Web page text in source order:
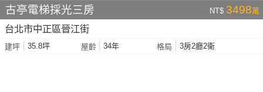
古亭電梯採光三房 NT$ 3498萬
台北市中正區晉江街
建坪 35.8坪 屋齡 34年 格局 3房2廳2衛